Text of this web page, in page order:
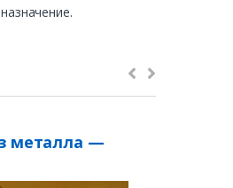
металла —